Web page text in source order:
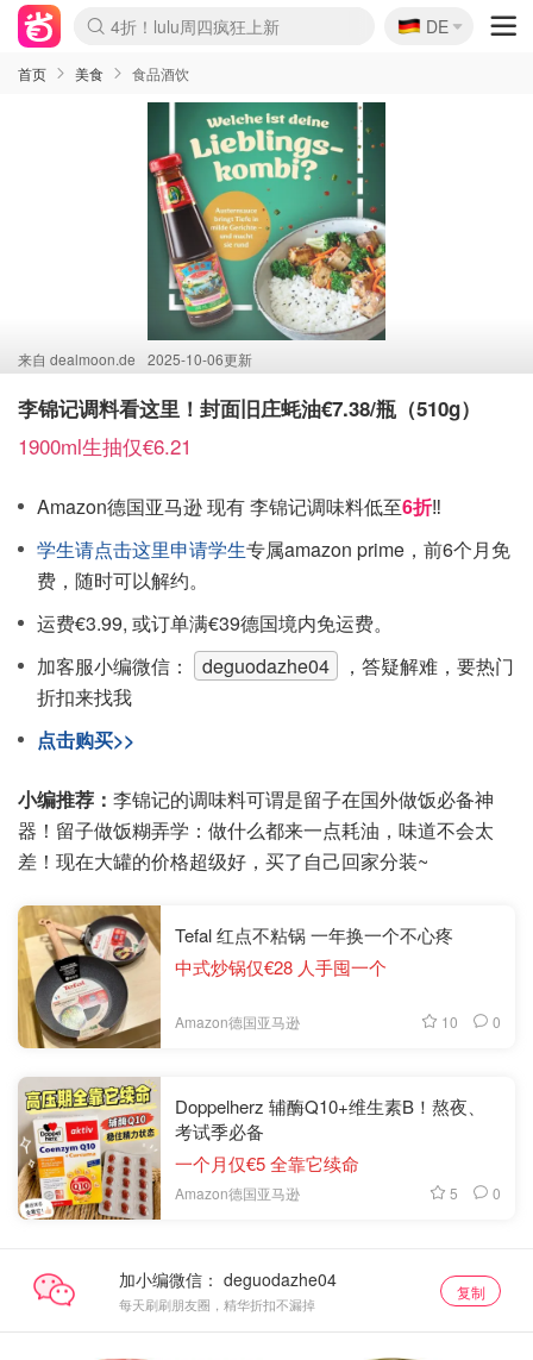
Boticinal 夏促开抢！
4折！lulu周四疯狂上新
还没结束！&OtherStories大促
Joybuy变相75折 随时失效
速领！Stanley独家85折
疑似霸哥！Camper额外叠85折
Zalando 奥莱闪促！每日更新
Moncler反季囤！5折起+叠9折
Coach Brooklyn仅€192
🇩🇪
DE
首页 美食 食品酒饮
来自 dealmoon.de 2025-10-06更新
李锦记调料看这里！封面旧庄蚝油€7.38/瓶（510g）
1900ml生抽仅€6.21
Amazon德国亚马逊 现有 李锦记调味料低至6折‼️
学生请点击这里申请学生专属amazon prime，前6个月免
费，随时可以解约。
运费€3.99, 或订单满€39德国境内免运费。
加客服小编微信：
deguodazhe04
，答疑解难，要热门
折扣来找我
点击购买>>
小编推荐： 李锦记的调味料可谓是留子在国外做饭必备神
器！留子做饭糊弄学：做什么都来一点耗油，味道不会太
差！现在大罐的价格超级好，买了自己回家分装~
Tefal 红点不粘锅 一年换一个不心疼
中式炒锅仅€28 人手囤一个
Amazon德国亚马逊 10 0
Doppelherz 辅酶Q10+维生素B！熬夜、
考试季必备
一个月仅€5 全靠它续命
Amazon德国亚马逊 5 0
加小编微信：
每天刷刷朋友圈，精华折扣不漏掉
复制